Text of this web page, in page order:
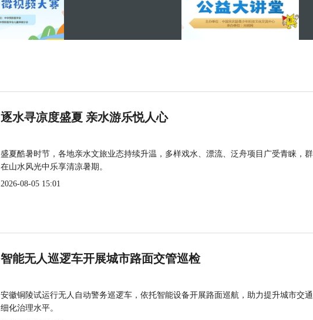
逐水寻凉度盛夏 亲水游乐悦人心
盛夏酷暑时节，各地亲水文旅业态持续升温，多样戏水、漂流、泛舟项目广受青睐，
在山水风光中乐享清凉暑期。
2026-08-05 15:01
智能无人巡逻车开展城市路面交管巡检
安徽铜陵试运行无人自动警务巡逻车，依托智能设备开展路面巡航，助力提升城市交
细化治理水平。